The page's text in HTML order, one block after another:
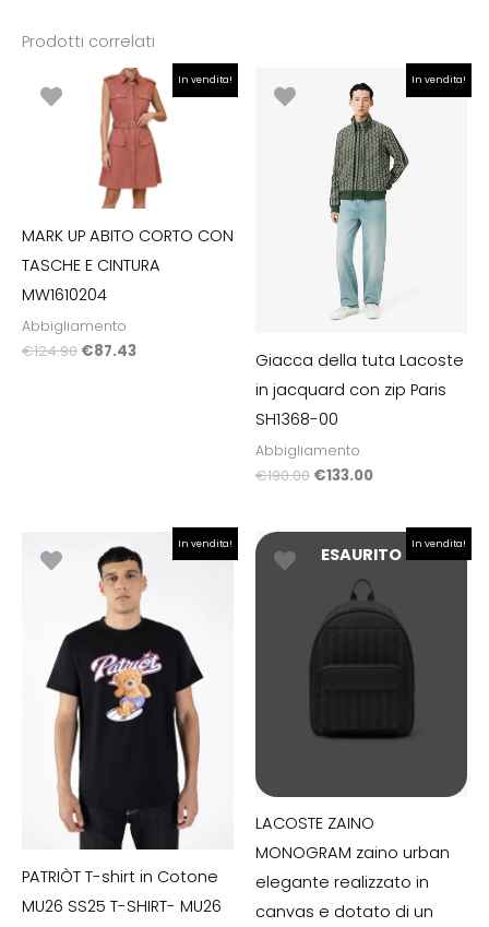
Prodotti correlati
In vendita!
MARK UP ABITO CORTO CON
TASCHE E CINTURA
MW1610204
Abbigliamento
€124.90
prezzo
originale
era:
€124.90.
€87.43
Il
prezzo
attuale
è:
€87.43.
In vendita!
Giacca della tuta Lacoste
in jacquard con zip Paris
SH1368-00
Abbigliamento
€190.00
prezzo
originale
era:
€190.00.
€133.00
prezzo
è:
€133.00.
In vendita!
PATRIÒT T-shirt in Cotone
MU26 SS25 T-SHIRT- MU26
prezzo
originale
era:
€49.90.
prezzo
attuale
è:
€25.00.
In vendita!
ESAURITO
LACOSTE ZAINO
MONOGRAM zaino urban
elegante realizzato in
canvas e dotato di un
prezzo
originale
€190.00.
prezzo
è:
€133.00.